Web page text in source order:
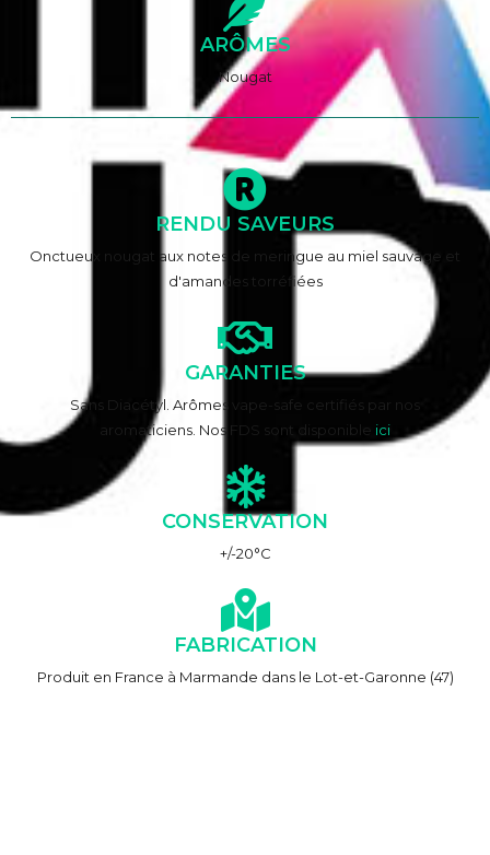
ARÔMES
Nougat
RENDU SAVEURS
Onctueux nougat aux notes de meringue au miel sauvage et
d'amandes torréfiées
GARANTIES
Sans Diacétyl. Arômes vape-safe certifiés par nos
aromaticiens. Nos FDS sont disponible ici
CONSERVATION
+/-20°C
FABRICATION
Produit en France à Marmande dans le Lot-et-Garonne (47)